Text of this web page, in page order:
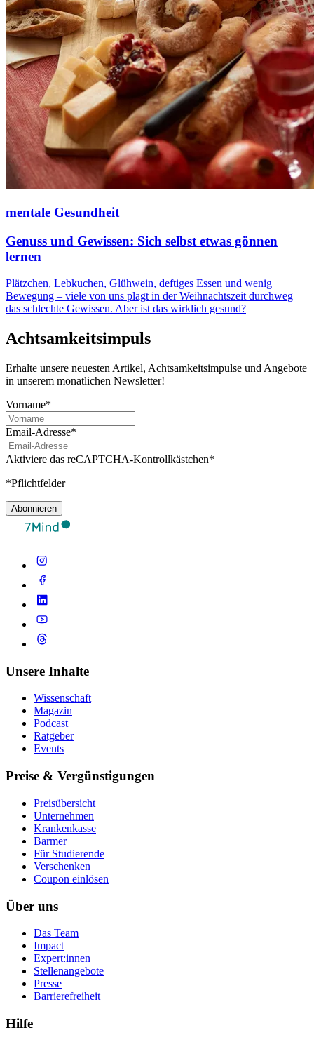
mentale Gesundheit
Genuss und Gewissen: Sich selbst etwas gönnen
lernen
Plätzchen, Lebkuchen, Glühwein, deftiges Essen und wenig
Bewegung – viele von uns plagt in der Weihnachtszeit durchweg
das schlechte Gewissen. Aber ist das wirklich gesund?
Achtsamkeitsimpuls
Erhalte unsere neuesten Artikel, Achtsamkeitsimpulse und Angebote
in unserem monatlichen Newsletter!
Vorname*
Email-Adresse*
Aktiviere das reCAPTCHA-Kontrollkästchen*
*Pflichtfelder
Abonnieren
Unsere Inhalte
Wissenschaft
Magazin
Podcast
Ratgeber
Events
Preise & Vergünstigungen
Preisübersicht
Unternehmen
Krankenkasse
Barmer
Für Studierende
Ver­schen­ken
Coupon einlösen
Über uns
Das Team
Impact
Expert:innen
Stellenangebote
Presse
Barrierefreiheit
Hilfe